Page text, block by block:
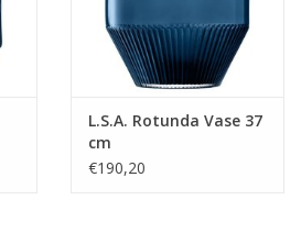
L.S.A. Rotunda Vase 37
cm
€190,20